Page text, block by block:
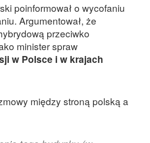
poinformował o wycofaniu
Argumentował, że
przeciwko
minister spraw
w Polsce i w krajach
między stroną polską a